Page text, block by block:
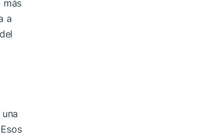
más
a